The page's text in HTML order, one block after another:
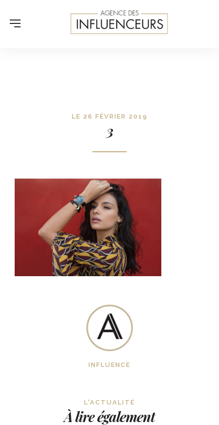
INFLUENCE
LE 26 FÉVRIER 2019
3
L'ACTUALITÉ
À lire également